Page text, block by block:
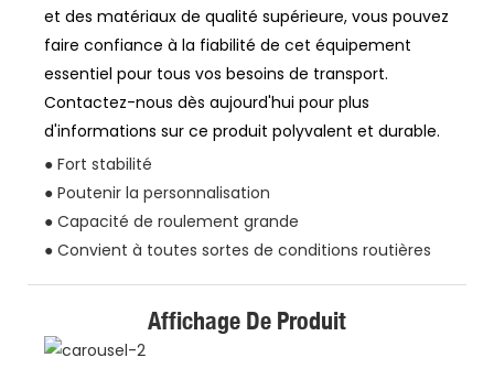
et des matériaux de qualité supérieure, vous pouvez
faire confiance à la fiabilité de cet équipement
essentiel pour tous vos besoins de transport.
Contactez-nous dès aujourd'hui pour plus
d'informations sur ce produit polyvalent et durable.
● Fort stabilité
● Poutenir la personnalisation
● Capacité de roulement grande
● Convient à toutes sortes de conditions routières
Affichage De Produit